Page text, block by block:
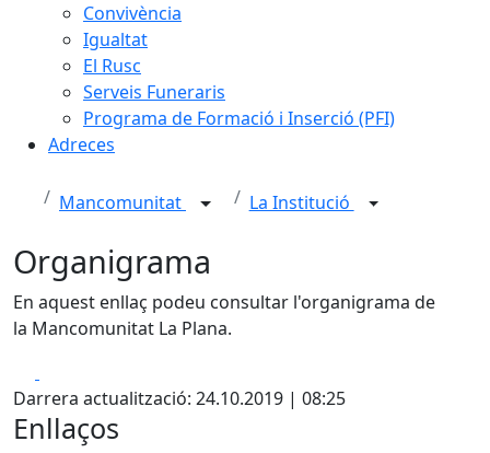
Convivència
Igualtat
El Rusc
Serveis Funeraris
Programa de Formació i Inserció (PFI)
Adreces
Mancomunitat La Institució
Organigrama
En aquest enllaç podeu consultar l'organigrama de
la Mancomunitat La Plana.
Darrera actualització: 24.10.2019 | 08:25
Enllaços